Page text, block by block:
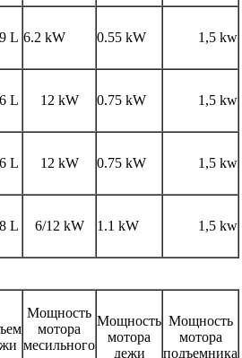
L 6.2 kW 0.55 kW 1,5 kw
L 12 kW 0.75 kW 1,5 kw
L 12 kW 0.75 kW 1,5 kw
L 6/12 kW 1.1 kW 1,5 kw
Мощность
мотора
месильного
Мощность
мотора
дежи
Мощность
мотора
подъемника